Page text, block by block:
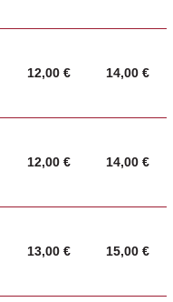
12,00 € 14,00 €
12,00 € 14,00 €
13,00 € 15,00 €